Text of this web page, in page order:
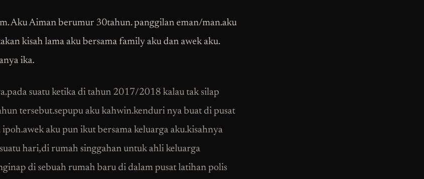
Aku Aiman berumur 30tahun. panggilan eman/man.aku
kisah lama aku bersama family aku dan awek aku.
ika.
suatu ketika di tahun 2017/2018 kalau tak silap
tersebut.sepupu aku kahwin.kenduri nya buat di pusat
aku pun ikut bersama keluarga aku.kisahnya
hari,di rumah singgahan untuk ahli keluarga
di sebuah rumah baru di dalam pusat latihan polis